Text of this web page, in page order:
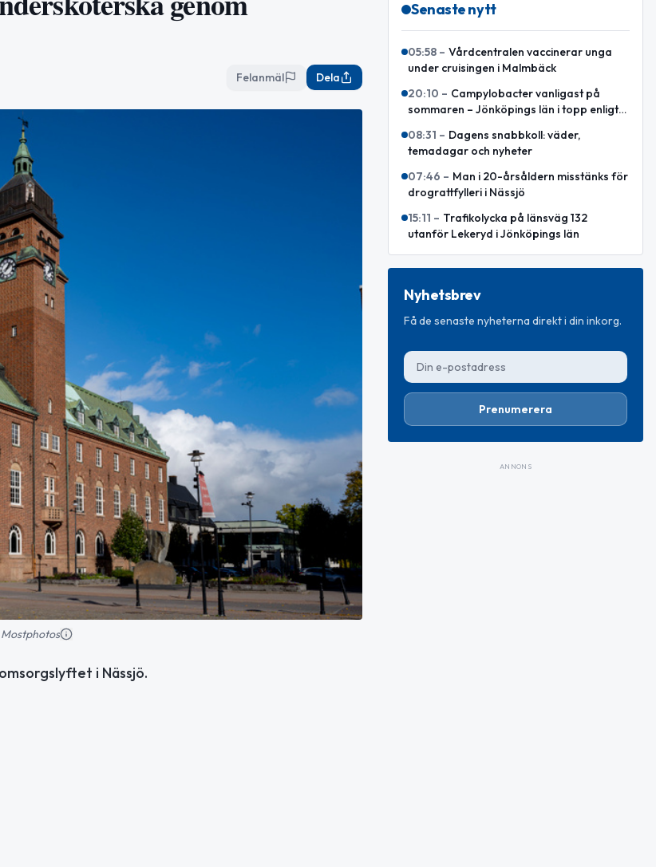
Felanmäl Dela
i Nässjö.
Senaste nytt
05:58 – Vårdcentralen vaccinerar unga
under cruisingen i Malmbäck
20:10 – Campylobacter vanligast på
sommaren – Jönköpings län i topp enligt
08:31 – Dagens snabbkoll: väder,
temadagar och nyheter
07:46 – Man i 20-årsåldern misstänks för
drograttfylleri i Nässjö
15:11 – Trafikolycka på länsväg 132
utanför Lekeryd i Jönköpings län
Nyhetsbrev
Få de senaste nyheterna direkt i din inkorg.
Prenumerera
ANNONS